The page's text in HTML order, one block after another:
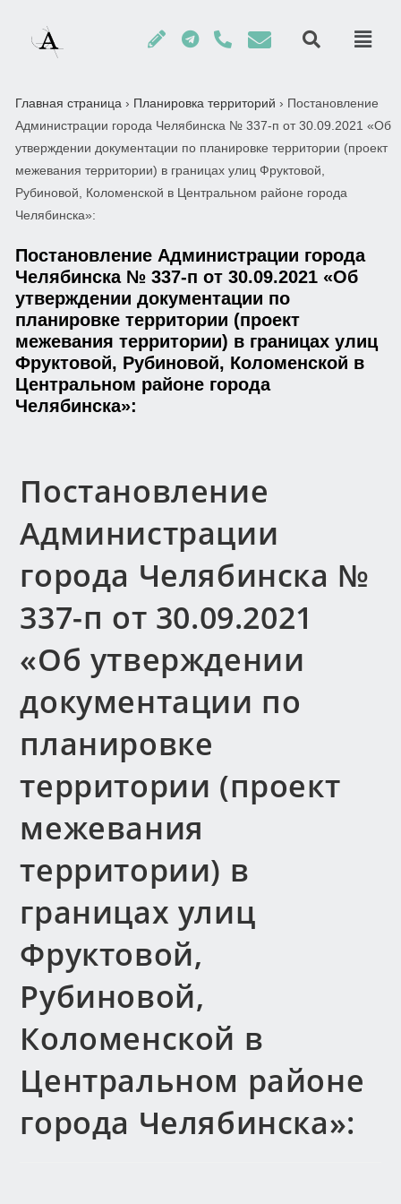
Главная страница › Планировка территорий › Постановление
Администрации города Челябинска № 337-п от 30.09.2021 «Об
утверждении документации по планировке территории (проект
межевания территории) в границах улиц Фруктовой,
Рубиновой, Коломенской в Центральном районе города
Челябинска»:
Постановление Администрации города
Челябинска № 337-п от 30.09.2021 «Об
утверждении документации по
планировке территории (проект
межевания территории) в границах улиц
Фруктовой, Рубиновой, Коломенской в
Центральном районе города
Челябинска»:
Постановление
Администрации
города Челябинска №
337-п от 30.09.2021
«Об утверждении
документации по
планировке
территории (проект
межевания
территории) в
границах улиц
Фруктовой,
Рубиновой,
Коломенской в
Центральном районе
города Челябинска»: